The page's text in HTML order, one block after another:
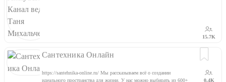
15.7K
Сантехника Онлайн
https://santehnika-online.ru/ Мы рассказываем всё о создании
идеального пространства для жизни. У нас можно выбирать из 600+
0.4K